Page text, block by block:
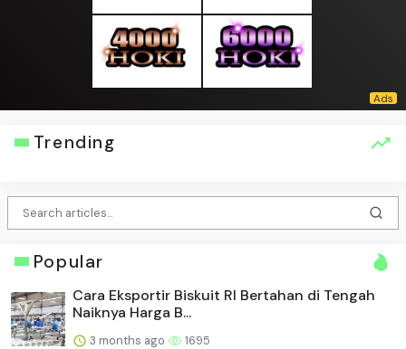
Trending
Popular
Cara Eksportir Biskuit RI Bertahan di Tengah
Naiknya Harga B...
3 months ago 1695